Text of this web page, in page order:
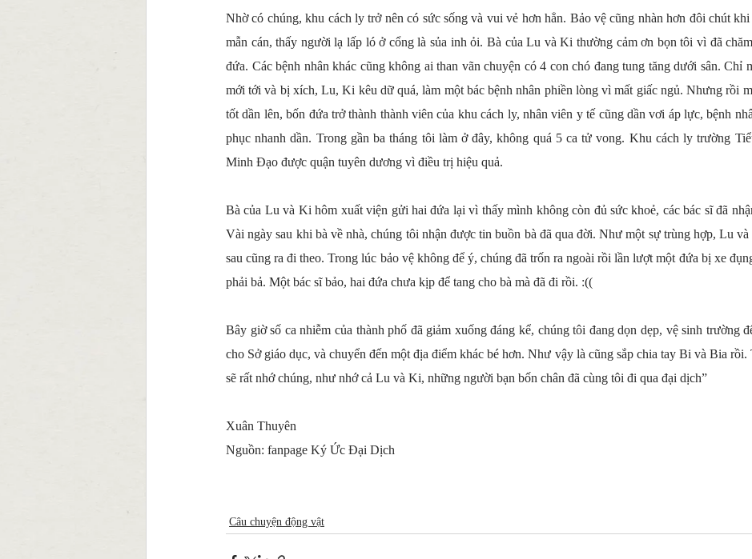
Nhờ có chúng, khu cách ly trở nên có sức sống và vui vẻ hơn hẳn. Bảo vệ cũng nhàn hơn đôi chút
mẫn cán, thấy người lạ lấp ló ở cổng là sủa inh ỏi. Bà của Lu và Ki thường cảm ơn bọn tôi vì đã
đứa. Các bệnh nhân khác cũng không ai than vãn chuyện có 4 con chó đang tung tăng dưới sân. Chỉ
mới tới và bị xích, Lu, Ki kêu dữ quá, làm một bác bệnh nhân phiền lòng vì mất giấc ngủ. Nhưng rồi
tốt dần lên, bốn đứa trở thành thành viên của khu cách ly, nhân viên y tế cũng dần vơi áp lực, bệnh
phục nhanh dần. Trong gần ba tháng tôi làm ở đây, không quá 5 ca tử vong. Khu cách ly trường
Minh Đạo được quận tuyên dương vì điều trị hiệu quả.
Bà của Lu và Ki hôm xuất viện gửi hai đứa lại vì thấy mình không còn đủ sức khoẻ, các bác sĩ đã
Vài ngày sau khi bà về nhà, chúng tôi nhận được tin buồn bà đã qua đời. Như một sự trùng hợp, Lu
sau cũng ra đi theo. Trong lúc bảo vệ không để ý, chúng đã trốn ra ngoài rồi lần lượt một đứa bị xe
phải bả. Một bác sĩ bảo, hai đứa chưa kịp để tang cho bà mà đã đi rồi. :((
Bây giờ số ca nhiễm của thành phố đã giảm xuống đáng kể, chúng tôi đang dọn dẹp, vệ sinh trường
cho Sở giáo dục, và chuyển đến một địa điểm khác bé hơn. Như vậy là cũng sắp chia tay Bi và Bia rồi.
sẽ rất nhớ chúng, như nhớ cả Lu và Ki, những người bạn bốn chân đã cùng tôi đi qua đại dịch”
Xuân Thuyên
Nguồn: fanpage Ký Ức Đại Dịch
Câu chuyện động vật